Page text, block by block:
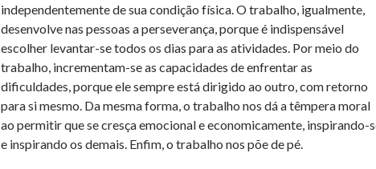
independentemente de sua condição física. O trabalho, igualmente,
desenvolve nas pessoas a perseverança, porque é indispensável
escolher levantar-se todos os dias para as atividades. Por meio do
trabalho, incrementam-se as capacidades de enfrentar as
dificuldades, porque ele sempre está dirigido ao outro, com retorno
para si mesmo. Da mesma forma, o trabalho nos dá a têmpera moral
ao permitir que se cresça emocional e economicamente, inspirando-
e inspirando os demais. Enfim, o trabalho nos põe de pé.